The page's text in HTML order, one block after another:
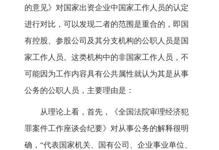
的意见》对国家出资企业中国家工作人员的认定
进行对比，可以发现二者的范围是重合的，即国
有控股、参股公司及其分支机构的公职人员是国
家工作人员。这类机构中的非国家工作人员，不
可能因为工作内容具有公共属性就认为其是从事
公务的公职人员，主要理由是：
从理论上看，首先，《全国法院审理经济犯
罪案件工作座谈会纪要》对从事公务的解释很明
确，“代表国家机关、国有公司、企业事业单位、